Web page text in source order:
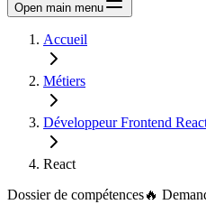
Open main menu
Accueil
Métiers
Développeur Frontend
React
Dossier de compétences🔥